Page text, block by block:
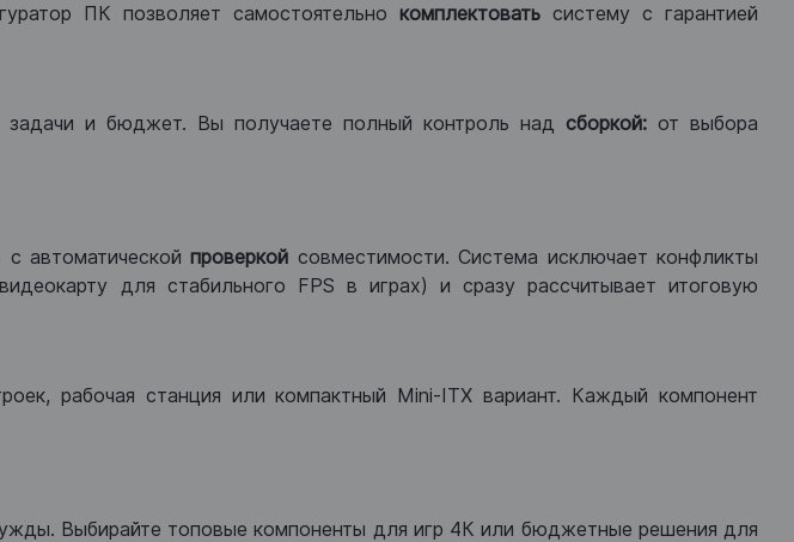
ПК позволяет самостоятельно комплектоватьсистему с гарантией
и бюджет. Вы получаете полный контроль над сборкой: от выбора
с автоматическойпроверкой совместимости. Система исключает конфликты
для стабильного FPS в играх) и сразу рассчитывает итоговую
рабочая станция или компактный Mini-ITX вариант. Каждый компонент
Выбирайте топовые компоненты для игр 4К или бюджетные решения для